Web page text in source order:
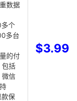
数据
个
多台
的付
包括
微信
保
$3.99